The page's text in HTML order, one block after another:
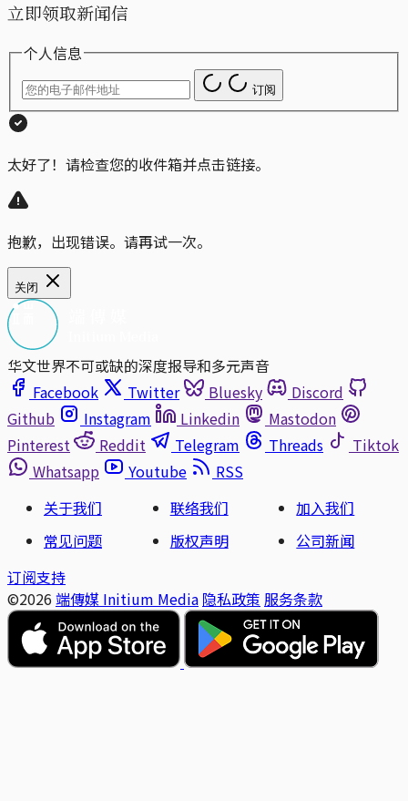
立即领取新闻信
个人信息
订阅
太好了！请检查您的收件箱并点击链接。
抱歉，出现错误。请再试一次。
关闭
华文世界不可或缺的深度报导和多元声音
Facebook
Twitter Bluesky
Discord
Github
Instagram Linkedin
Mastodon
Pinterest
Reddit Telegram Threads
Tiktok
Whatsapp
Youtube
RSS
关于我们
联络我们
加入我们
常见问题
版权声明
公司新闻
订阅支持
©2026 端傳媒 Initium Media 隐私政策 服务条款